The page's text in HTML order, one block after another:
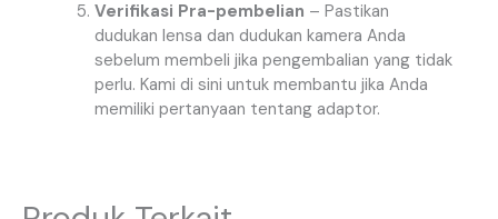
Verifikasi Pra-pembelian – Pastikan
dudukan lensa dan dudukan kamera Anda
sebelum membeli jika pengembalian yang tidak
perlu. Kami di sini untuk membantu jika Anda
memiliki pertanyaan tentang adaptor.